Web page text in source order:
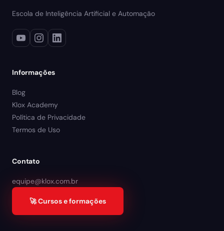
Escola de Inteligência Artificial e Automação
Informações
Blog
Klox Academy
Política de Privacidade
Termos de Uso
Contato
equipe@klox.com.br
🚀 Cursos e formações